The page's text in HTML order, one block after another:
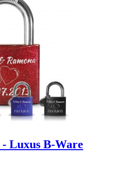
- Luxus B-Ware